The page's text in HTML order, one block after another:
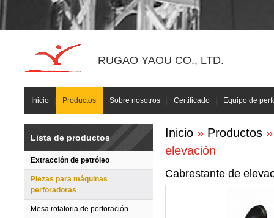
RUGAO YAOU CO., LTD.
Inicio Productos Sobre nosotros Certificado Equipo de
Lista de productos
Extracción de petróleo
Piezas para máquinas
perforadoras
Mesa rotatoria de perforación
Inicio » Productos
elevación
Cabrestante de